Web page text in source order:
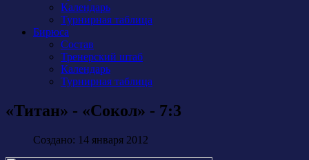
Календарь
Турнирная таблица
Бирюса
Состав
Тренерский штаб
Календарь
Турнирная таблица
«Титан» - «Сокол» - 7:3
Создано: 14 января 2012